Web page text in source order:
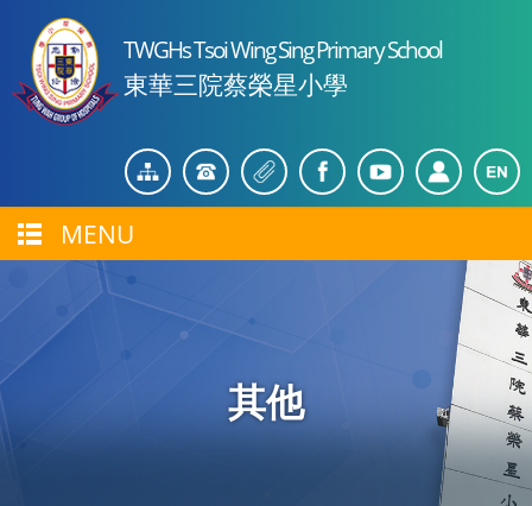
TWGHs Tsoi Wing Sing Primary School
東華三院蔡榮星小學
MENU
其他